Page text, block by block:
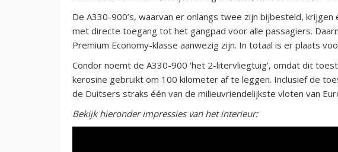
De A330-900’s, waarvan er onlangs twee zijn bijbesteld, krijgen
met directe toegang tot het gangpad voor alle passagiers.
Premium Economy-klasse aanwezig zijn. In totaal is er plaats
Condor noemt de A330-900 ‘het 2-litervliegtuig’, omdat dit
kerosine gebruikt om 100 kilometer af te leggen. Inclusief de
de Duitsers straks één van de milieuvriendelijkste vloten van
Bekijk hieronder impressies van het interieur: